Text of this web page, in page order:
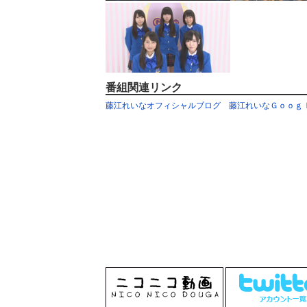
番組関連リンク
藤江れいなオフィシャルブログ 藤江れいなＧｏｏｇ